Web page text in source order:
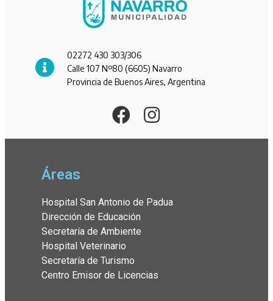
02272 430 303/306
Calle 107 Nº80 (6605) Navarro
Provincia de Buenos Aires, Argentina
Áreas
Hospital San Antonio de Padua
Dirección de Educación
Secretaría de Ambiente
Hospital Veterinario
Secretaría de Turismo
Centro Emisor de Licencias